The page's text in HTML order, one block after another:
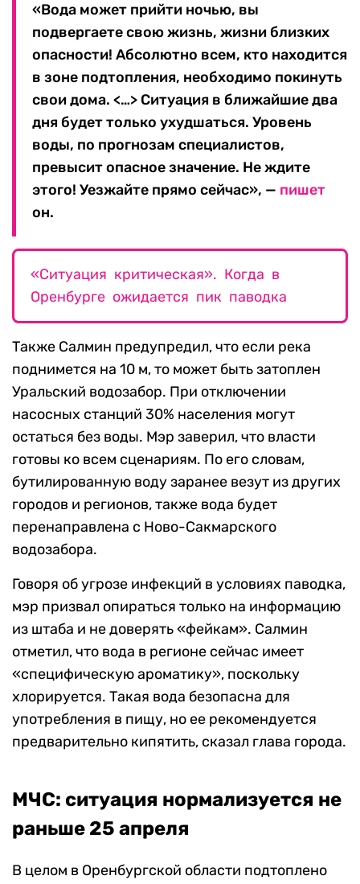
«Вода может прийти ночью, вы
подвергаете свою жизнь, жизни близких
опасности! Абсолютно всем, кто находится
в зоне подтопления, необходимо покинуть
свои дома. <…> Ситуация в ближайшие два
дня будет только ухудшаться. Уровень
воды, по прогнозам специалистов,
превысит опасное значение. Не ждите
этого! Уезжайте прямо сейчас», — пишет
он.
«Ситуация критическая». Когда в
Оренбурге ожидается пик паводка
Также Салмин предупредил, что если река
поднимется на 10 м, то может быть затоплен
Уральский водозабор. При отключении
насосных станций 30% населения могут
остаться без воды. Мэр заверил, что власти
готовы ко всем сценариям. По его словам,
бутилированную воду заранее везут из других
городов и регионов, также вода будет
перенаправлена с Ново-Сакмарского
водозабора.
Говоря об угрозе инфекций в условиях паводка,
мэр призвал опираться только на информацию
из штаба и не доверять «фейкам». Салмин
отметил, что вода в регионе сейчас имеет
«специфическую ароматику», поскольку
хлорируется. Такая вода безопасна для
употребления в пищу, но ее рекомендуется
предварительно кипятить, сказал глава города.
МЧС: ситуация нормализуется не
раньше 25 апреля
В целом в Оренбургской области подтоплено